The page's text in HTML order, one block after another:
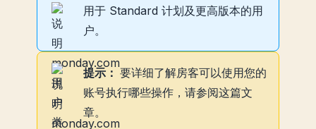
用于 Standard 计划及更高版本的用
户。
提示： 要详细了解房客可以使用您的
账号执行哪些操作，请参阅这篇文
章。